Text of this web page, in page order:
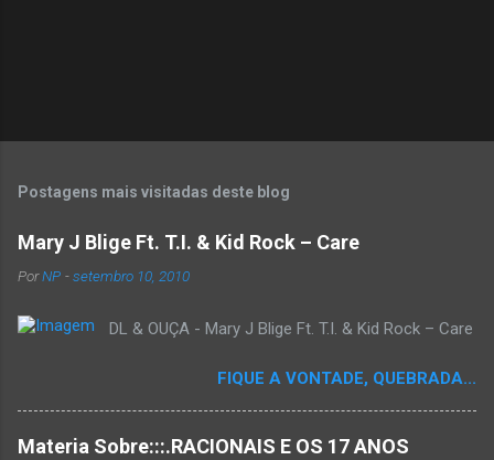
Postagens mais visitadas deste blog
Mary J Blige Ft. T.I. & Kid Rock – Care
PorNP -setembro 10, 2010
DL & OUÇA - Mary J Blige Ft. T.I. & Kid Rock – Care
FIQUE A VONTADE, QUEBRADA...
Materia Sobre:::.RACIONAIS E OS 17 ANOS